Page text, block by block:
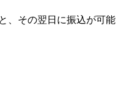
、その翌日に振込が可能